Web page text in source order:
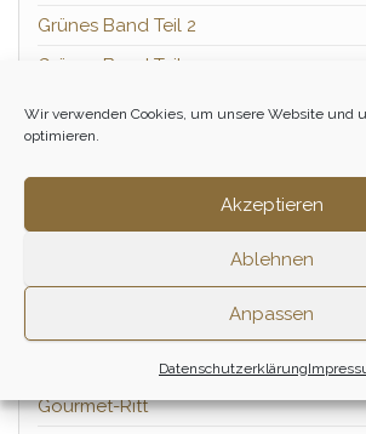
Wir verwenden Cookies, um unsere Website und
optimieren.
Akzeptieren
Ablehnen
Anpassen
Datenschutzerklärung
Grünes Band Teil 2
Grünes Band Teil 1
Tagesritt nach Zernikow
Frühlings-Impressionen
Winter-Impressionen
Gourmet-Ritt